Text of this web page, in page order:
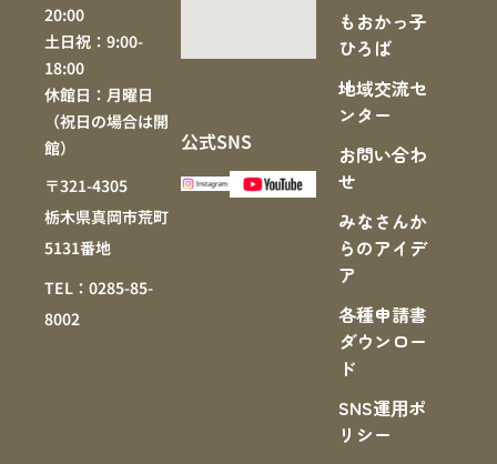
20:00
土日祝：9:00-
18:00
休館日：月曜日
（祝日の場合は開
館）
〒321-4305
栃木県真岡市荒町
5131番地
TEL：0285-85-
8002
公式SNS
もおかっ子
ひろば
地域交流セ
ンター
お問い合わ
せ
みなさんか
らのアイデ
ア
各種申請書
ダウンロー
ド
SNS運⽤ポ
リシー